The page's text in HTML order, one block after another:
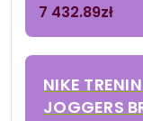
7 432.89zł
NIKE
JOGGERS